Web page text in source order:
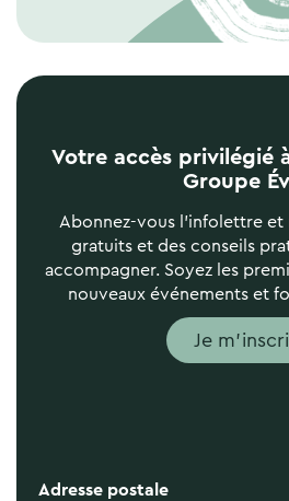
Adresse postale
Votre accès privilégié
Groupe
Abonnez-vous l’infolettre
gratuits et des conseils
accompagner. Soyez les
nouveaux événements et
Je